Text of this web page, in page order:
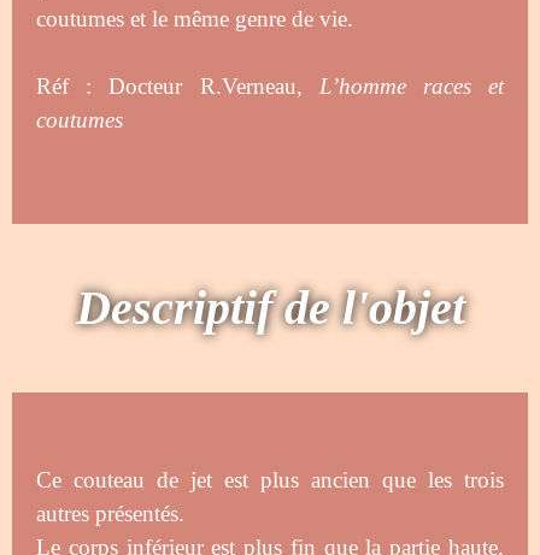
coutumes et le même genre de vie.
Réf :Docteur R.Verneau,
L’homme races et
coutumes
Descriptif de l'objet
Ce couteau de jet est plus ancien que les trois
autres présentés.
Le corps inférieur est plus fin que la partie haute,